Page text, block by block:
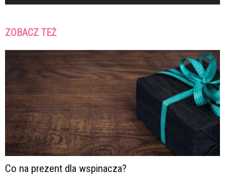
ZOBACZ TEŻ
Co na prezent dla wspinacza?